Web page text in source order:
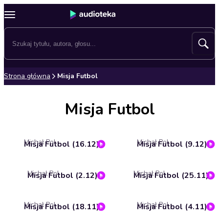
Strona główna Misja Futbol
Misja Futbol
Misja Futbol (16.12)
Michał Pol Misja Futbol (9.12)
Michał Pol
Misja Futbol (2.12)
Michał Pol Misja Futbol (25.11)
Michał Pol
Misja Futbol (18.11)
Michał Pol Misja Futbol (4.11)
Michał Pol